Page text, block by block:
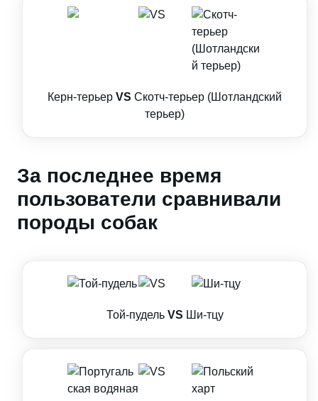
Керн-терьер VS Скотч-терьер (Шотландский
терьер)
За последнее время
пользователи сравнивали
породы собак
Той-пудель VS Ши-тцу